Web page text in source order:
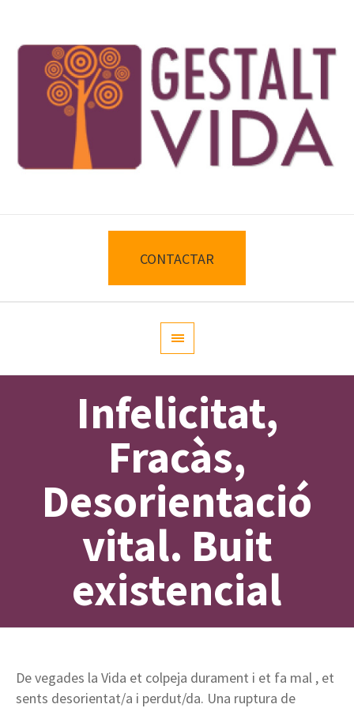
CONTACTAR
Infelicitat,
Fracàs,
Desorientació
vital. Buit
existencial
De vegades la Vida et colpeja durament i et fa mal , et
sents desorientat/a i perdut/da. Una ruptura de